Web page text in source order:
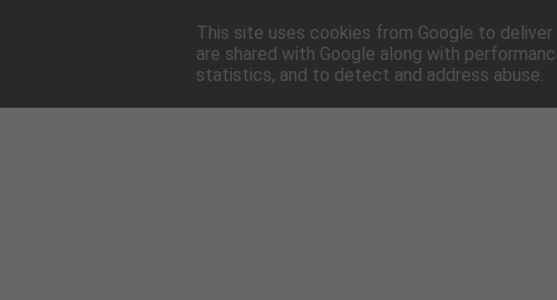
HOME NEWSLETTER
This site uses cookies from Google to
are shared with Google along with
statistics, and to detect and address abuse.